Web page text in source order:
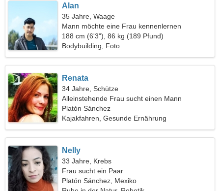
Alan
35 Jahre, Waage
Mann möchte eine Frau kennenlernen
188 cm (6'3"), 86 kg (189 Pfund)
Bodybuilding, Foto
Renata
34 Jahre, Schütze
Alleinstehende Frau sucht einen Mann
Platón Sánchez
Kajakfahren, Gesunde Ernährung
Nelly
33 Jahre, Krebs
Frau sucht ein Paar
Platón Sánchez, Mexiko